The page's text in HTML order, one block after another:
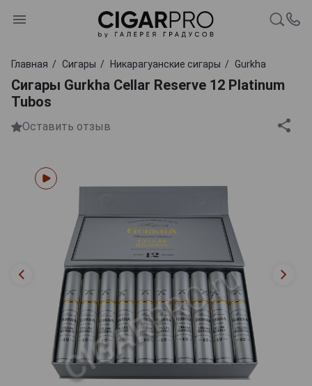
Главная Сигары Никарагуанские сигары Gurkha
Сигары Gurkha Cellar Reserve 12 Platinum
Tubos
Оставить отзыв